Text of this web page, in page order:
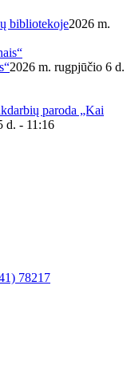
bibliotekoje2026 m.
2026 m. rugpjūčio 6 d.
paroda „Kai
d. - 11:16
78217